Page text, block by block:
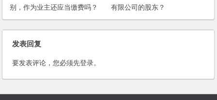
别，作为业主还应当缴费吗？
有限公司的股东？
发表回复
要发表评论，您必须先登录。